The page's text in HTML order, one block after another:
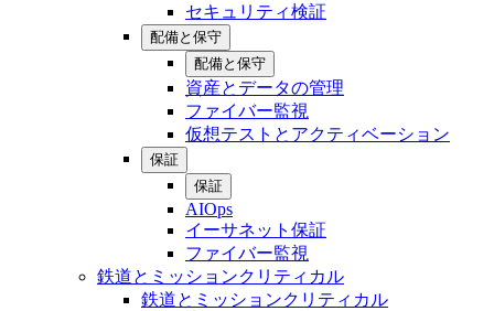
セキュリティ検証
配備と保守
配備と保守
資産とデータの管理
ファイバー監視
仮想テストとアクティベーション
保証
保証
AIOps
イーサネット保証
ファイバー監視
鉄道とミッションクリティカル
鉄道とミッションクリティカル